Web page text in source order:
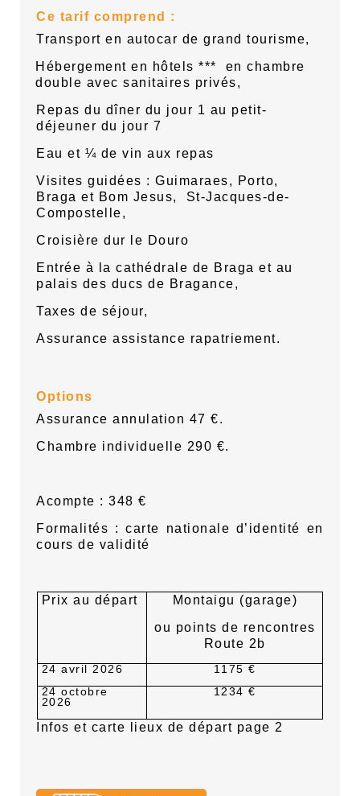
Ce tarif comprend :
Transport en autocar de grand tourisme,
Hébergement en hôtels ***
en chambre
double avec sanitaires privés,
Repas du dîner du jour 1 au petit-
déjeuner du jour 7
Eau et ¼ de vin aux repas
Visites guidées : Guimaraes, Porto,
Braga et Bom Jesus,
St-Jacques-de-
Compostelle,
Croisière dur le Douro
Entrée à la cathédrale de Braga et au
palais des ducs de Bragance,
Taxes de séjour,
Assurance assistance rapatriement.
Options
Assurance annulation 47 €.
Chambre individuelle 290 €.
Acompte : 348 €
Formalités : carte nationale d’identité en
cours de validité
Prix au départ
Montaigu (garage)
ou points de rencontres
Route 2b
24 avril 2026
1175 €
24 octobre
2026
1234 €
Infos et carte lieux de départ page 2